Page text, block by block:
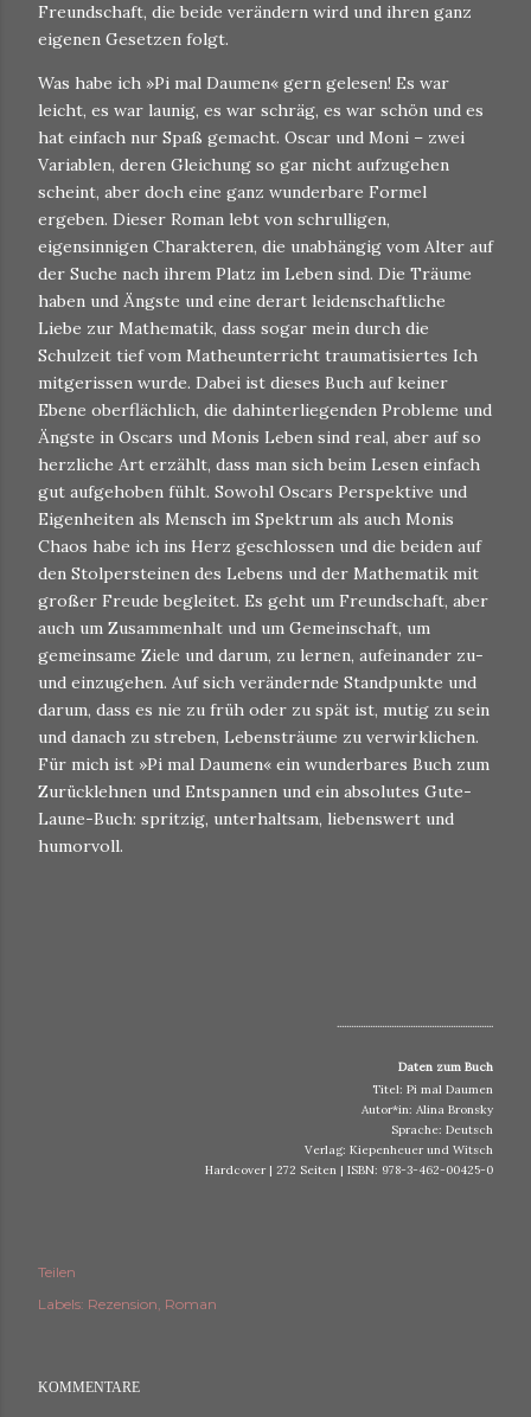
Freundschaft, die beide verändern wird und ihren ganz
eigenen Gesetzen folgt.
Was habe ich »Pi mal Daumen« gern gelesen! Es war
leicht, es war launig, es war schräg, es war schön und es
hat einfach nur Spaß gemacht. Oscar und Moni – zwei
Variablen, deren Gleichung so gar nicht aufzugehen
scheint, aber doch eine ganz wunderbare Formel
ergeben. Dieser Roman lebt von schrulligen,
eigensinnigen Charakteren, die unabhängig vom Alter auf
der Suche nach ihrem Platz im Leben sind. Die Träume
haben und Ängste und eine derart leidenschaftliche
Liebe zur Mathematik, dass sogar mein durch die
Schulzeit tief vom Matheunterricht traumatisiertes Ich
mitgerissen wurde. Dabei ist dieses Buch auf keiner
Ebene oberflächlich, die dahinterliegenden Probleme und
Ängste in Oscars und Monis Leben sind real, aber auf so
herzliche Art erzählt, dass man sich beim Lesen einfach
gut aufgehoben fühlt. Sowohl Oscars Perspektive und
Eigenheiten als Mensch im Spektrum als auch Monis
Chaos habe ich ins Herz geschlossen und die beiden auf
den Stolpersteinen des Lebens und der Mathematik mit
großer Freude begleitet. Es geht um Freundschaft, aber
auch um Zusammenhalt und um Gemeinschaft, um
gemeinsame Ziele und darum, zu lernen, aufeinander zu-
und einzugehen. Auf sich verändernde Standpunkte und
darum, dass es nie zu früh oder zu spät ist, mutig zu sein
und danach zu streben, Lebensträume zu verwirklichen.
Für mich ist »Pi mal Daumen« ein wunderbares Buch zum
Zurücklehnen und Entspannen und ein absolutes Gute-
Laune-Buch: spritzig, unterhaltsam, liebenswert und
humorvoll.
..................................................................
Daten zum Buch
Titel: Pi mal Daumen
Autor*in: Alina Bronsky
Sprache: Deutsch
Verlag: Kiepenheuer und Witsch
Hardcover | 272 Seiten | ISBN: 978-3-462-00425-0
Teilen
Labels: Rezension Roman
KOMMENTARE